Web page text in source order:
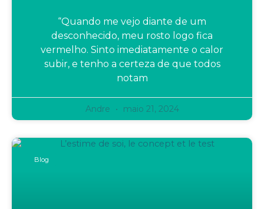
“Quando me vejo diante de um
desconhecido, meu rosto logo fica
vermelho. Sinto imediatamente o calor
subir, e tenho a certeza de que todos
notam
Andre maio 21, 2024
Blog